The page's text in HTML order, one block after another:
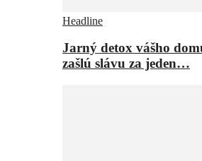
Headline
Jarný detox vášho
zašlú slávu za jeden…